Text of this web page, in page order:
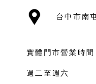
台中市南
實體門市營業時間
週二至週六